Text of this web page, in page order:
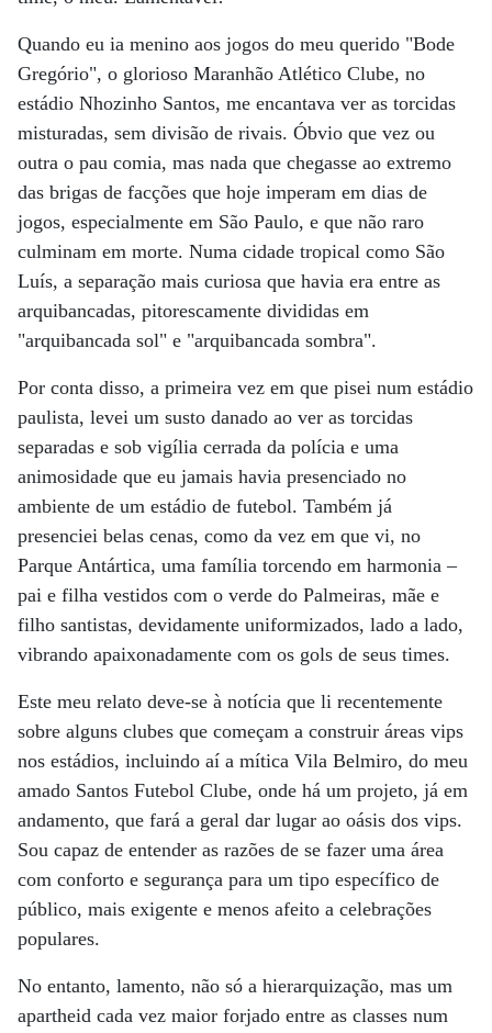
Quando eu ia menino aos jogos do meu querido "Bode
Gregório", o glorioso Maranhão Atlético Clube, no
estádio Nhozinho Santos, me encantava ver as torcidas
misturadas, sem divisão de rivais. Óbvio que vez ou
outra o pau comia, mas nada que chegasse ao extremo
das brigas de facções que hoje imperam em dias de
jogos, especialmente em São Paulo, e que não raro
culminam em morte. Numa cidade tropical como São
Luís, a separação mais curiosa que havia era entre as
arquibancadas, pitorescamente divididas em
"arquibancada sol" e "arquibancada sombra".
Por conta disso, a primeira vez em que pisei num estádio
paulista, levei um susto danado ao ver as torcidas
separadas e sob vigília cerrada da polícia e uma
animosidade que eu jamais havia presenciado no
ambiente de um estádio de futebol. Também já
presenciei belas cenas, como da vez em que vi, no
Parque Antártica, uma família torcendo em harmonia –
pai e filha vestidos com o verde do Palmeiras, mãe e
filho santistas, devidamente uniformizados, lado a lado,
vibrando apaixonadamente com os gols de seus times.
Este meu relato deve-se à notícia que li recentemente
sobre alguns clubes que começam a construir áreas vips
nos estádios, incluindo aí a mítica Vila Belmiro, do meu
amado Santos Futebol Clube, onde há um projeto, já em
andamento, que fará a geral dar lugar ao oásis dos vips.
Sou capaz de entender as razões de se fazer uma área
com conforto e segurança para um tipo específico de
público, mais exigente e menos afeito a celebrações
populares.
No entanto, lamento, não só a hierarquização, mas um
apartheid cada vez maior forjado entre as classes num